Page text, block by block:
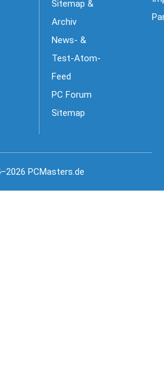
Sitemap &
Archiv
News- &
Test-Atom-
Feed
PC Forum
Sitemap
PCMasters.de